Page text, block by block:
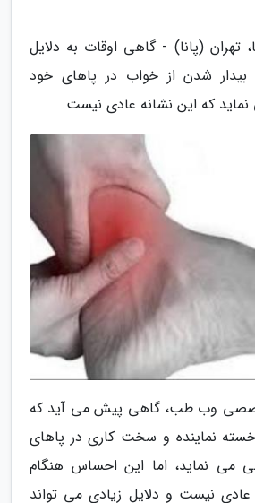
تهران (پانا) - گاهی اوقات به دلایل
بیدار شدن از خواب در پاهای خود
که این نشانه عادی نیست.
وب طب، گاهی پیش می آید که
نماینده و سخت کاری در پاهای
می نماید، اما این احساس هنگام
نیست و دلایل زیادی می تواند